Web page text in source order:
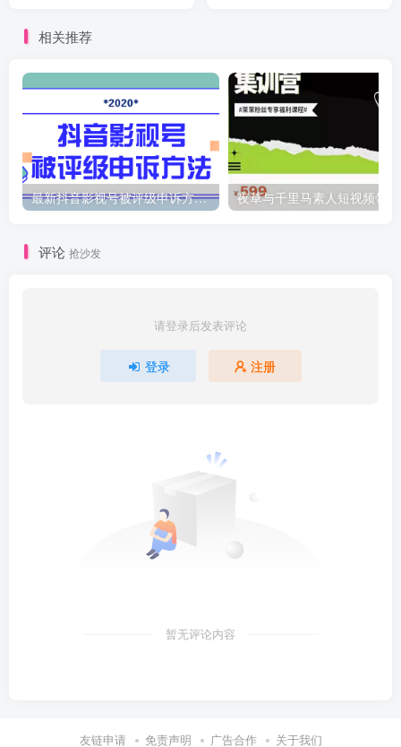
相关推荐
最新抖音影视号被评级申诉方法视频教程
评论 抢沙发
请登录后发表评论
登录 注册
暂无评论内容
友链申请 免责声明 广告合作 关于我们